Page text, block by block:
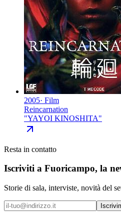
2005· Film
Reincarnation
"YAYOI KINOSHITA"
Resta in contatto
Iscriviti a Fuoricampo, la
Storie di sala, interviste, novità del